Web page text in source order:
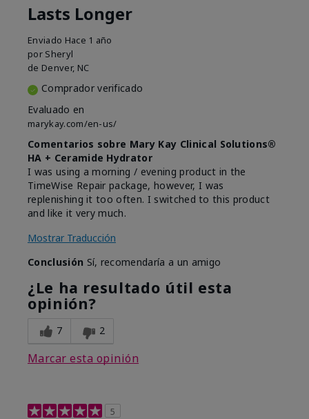
Lasts Longer
Enviado Hace 1 año
por Sheryl
de Denver, NC
Comprador verificado
Evaluado en
marykay.com/en-us/
Comentarios sobre Mary Kay Clinical Solutions®
HA + Ceramide Hydrator
I was using a morning / evening product in the
TimeWise Repair package, however, I was
replenishing it too often. I switched to this product
and like it very much.
Mostrar Traducción
Conclusión Sí, recomendaría a un amigo
¿Le ha resultado útil esta
opinión?
7 2
Marcar esta opinión
5